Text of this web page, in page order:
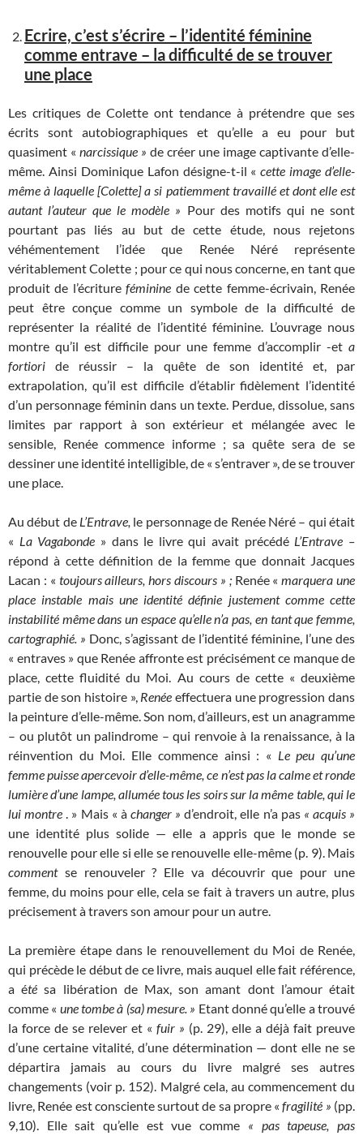
Ecrire, c’est s’écrire – l’identité féminine
comme entrave – la difficulté de se trouver
une place
Les critiques de Colette ont tendance à prétendre que ses
écrits sont autobiographiques et qu’elle a eu pour but
quasiment « narcissique » de créer une image captivante d’elle-
même. Ainsi Dominique Lafon désigne-t-il «cette image d’elle-
même à laquelle [Colette] a si patiemment travaillé et dont elle est
autant l’auteur que le modèle » Pour des motifs qui ne sont
pourtant pas liés au but de cette étude, nous rejetons
véhémentement l’idée que Renée Néré représente
véritablement Colette ; pour ce qui nous concerne, en tant que
produit de l’écritureféminine de cette femme-­écrivain, Renée
peut être conçue comme un symbole de la difficulté de
représenter la réalité de l’identité féminine. L’ouvrage nous
montre qu’il est difficile pour une femme d’accomplir -et a
fortioride réussir – la quête de son identité et, par
extrapolation, qu’il est difficile d’établir fidèlement l’identité
d’un personnage féminin dans un texte. Perdue, dissolue, sans
limites par rapport à son extérieur et mélangée avec le
sensible, Renée commence informe ; sa quête sera de se
dessiner une identité intelligible, de « s’entraver », de se trouver
une place.
Au début de L’Entrave, le personnage de Renée Néré – qui était
« La Vagabonde » dans le livre qui avait précédé L’Entrave –
répond à cette définition de la femme que donnait Jacques
Lacan : « toujours ailleurs, hors discours » ; Renée «marquera une
place instable mais une identitédéfinie justement comme cette
instabilité même dans un espace qu’elle n’a pas, en tant que femme,
cartographié. » Donc, s’agissant de l’identité féminine, l’une des
« entraves » que Renée affronte est précisément ce manque de
place, cette fluidité du Moi. Au cours de cette « deuxième
partie de son histoire », Renéeeffectuera une progression dans
la peinture d’elle-même. Son nom, d’ailleurs, est un anagramme
– ou plutôt un palindrome – qui renvoie à la renaissance, à la
réinvention du Moi. Elle commence ainsi : « Le peu qu’une
femme puisse apercevoir d’elle-même, ce n’est pas la calme et ronde
lumière d’une lampe, allumée tous les soirs sur la même table, qui le
lui montre. » Mais « à changer »d’endroit, elle n’a pas « acquis »
une identité plus solide — elle a appris que le monde se
renouvelle pour elle si elle se renouvelle elle-même (p. 9). Mais
comment se renouveler ? Elle va découvrir que pour une
femme, du moins pour elle, cela se fait à travers un autre, plus
précisement à travers son amour pour un autre.
La première étape dans le renouvellement du Moi de Renée,
qui précède le début de ce livre, mais auquel elle fait référence,
a étésa libération de Max, son amant dont l’amour était
comme « une tombe à (sa) mesure. » Etant donné qu’elle a trouvé
la force de se relever et « fuir » (p. 29), elle a déjà fait preuve
d’une certaine vitalité, d’une détermination — dont elle ne se
départira jamais au cours du livre malgré ses autres
changements (voir p. 152). Malgré cela, au commencement du
livre, Renée est consciente surtout de sa propre «fragilité » (pp.
9,10). Elle sait qu’elle est vue comme « pas tapeuse, pas